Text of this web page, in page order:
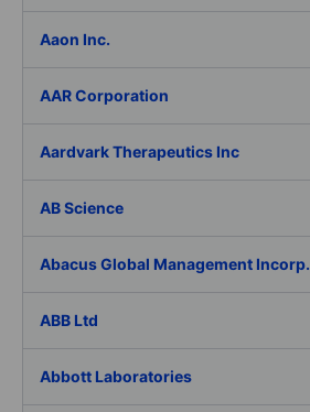
Aaon Inc.
AAR Corporation
Aardvark Therapeutics Inc
AB Science
Abacus Global Management Incorp.
ABB Ltd
Abbott Laboratories